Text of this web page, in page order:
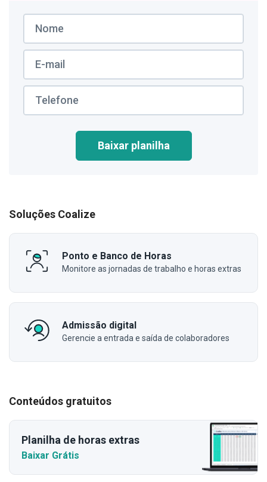
Baixar planilha
Soluções Coalize
Ponto e Banco de Horas
Monitore as jornadas de trabalho e horas extras
Admissão digital
Gerencie a entrada e saída de colaboradores
Conteúdos gratuitos
Planilha de horas extras
Baixar Grátis